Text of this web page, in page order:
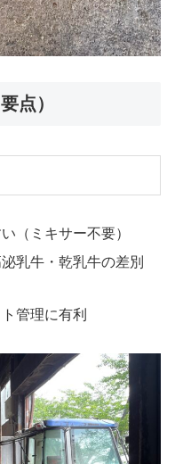
点）
（ミキサー不要）
乳牛・乾乳牛の差別
管理に有利